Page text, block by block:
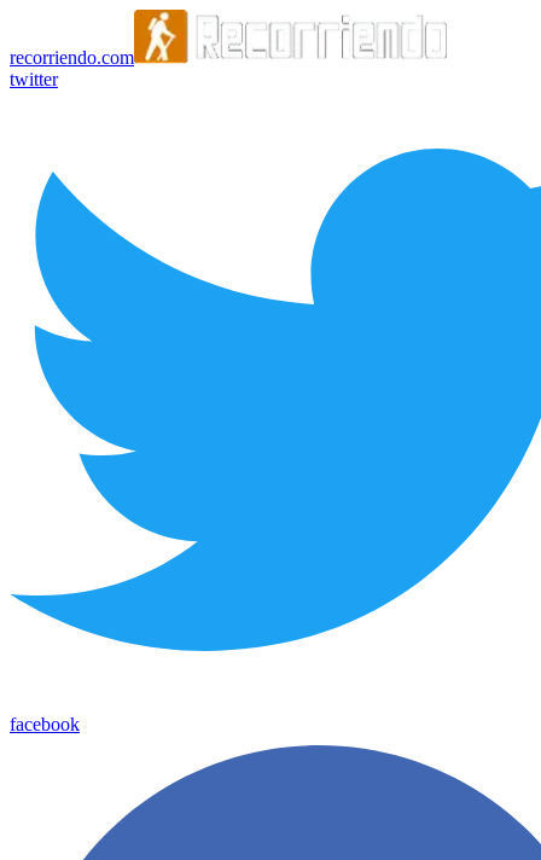
recorriendo.com
twitter
facebook